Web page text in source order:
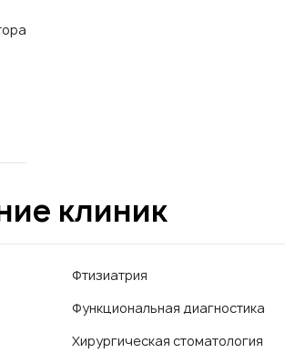
клиник
Фтизиатрия
Функциональная диагностика
Хирургическая стоматология